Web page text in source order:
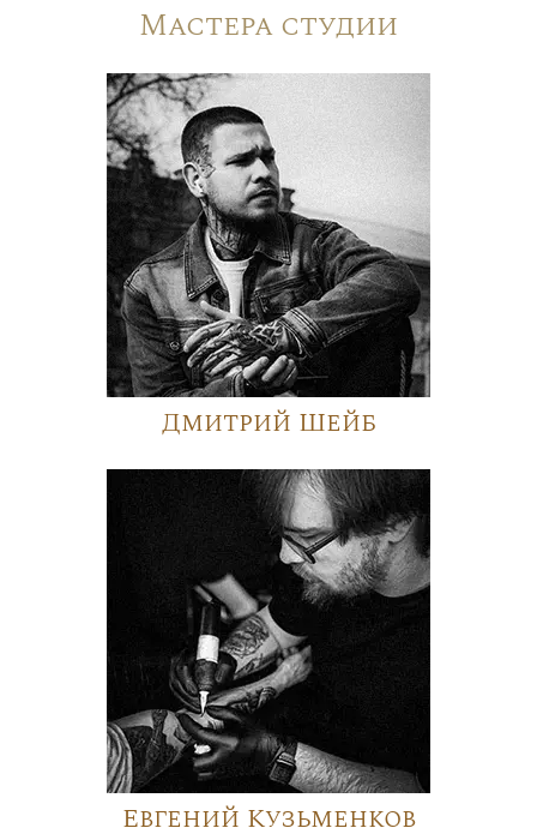
Мастера студии
Дмитрий Шейб
Евгений Кузьменков